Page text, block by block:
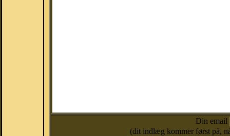
Din email
(dit indlæg kommer først på,